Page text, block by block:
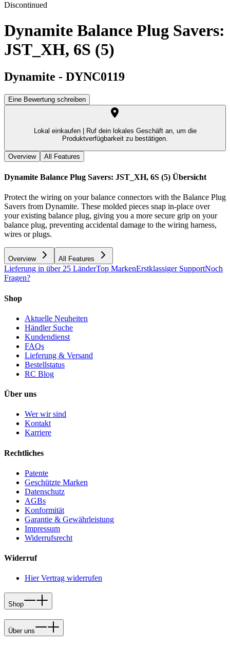
Discontinued
Dynamite Balance Plug Savers:
JST_XH, 6S (5)
Dynamite - DYNC0119
Eine Bewertung schreiben
Lokal einkaufen |
Ruf dein lokales Geschäft an, um die
Produktverfügbarkeit zu bestätigen.
Overview All Features
Dynamite Balance Plug Savers: JST_XH, 6S (5) Übersicht
Protect the wiring on your balance connectors with the Balance Plug
Savers from Dynamite. These molded pieces snap in-place over
your existing balance plug, giving you a more secure grip on your
balance plug, preventing accidental damage to the wiring harness,
wires or plugs.
Overview All Features
Lieferung in über 25 LänderTop MarkenErstklassiger SupportNoch
Fragen?
Shop
Aktuelle Neuheiten
Händler Suche
Kundendienst
FAQs
Lieferung & Versand
Bestellstatus
RC Blog
Über uns
Wer wir sind
Kontakt
Karriere
Rechtliches
Patente
Geschützte Marken
Datenschutz
AGBs
Konformität
Garantie & Gewährleistung
Impressum
Widerrufsrecht
Widerruf
Hier Vertrag widerrufen
Shop
Über uns